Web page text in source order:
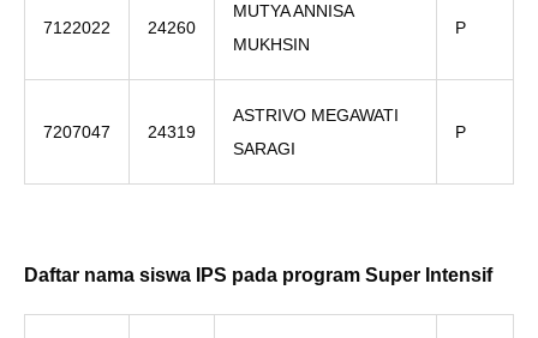
7122022 24260
MUTYA ANNISA
MUKHSIN
P
7207047 24319
ASTRIVO MEGAWATI
SARAGI
P
Daftar nama siswa IPS pada program Super Intensif